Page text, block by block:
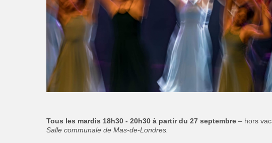
Tous les mardis 18h30 - 20h30 à partir du 27 septembre – hors
Salle communale de Mas-de-Londres.